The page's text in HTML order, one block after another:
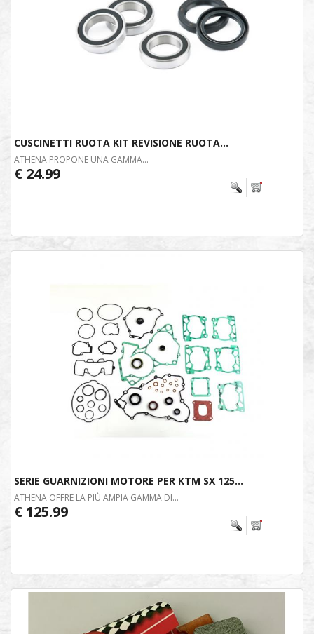
CUSCINETTI RUOTA KIT REVISIONE RUOTA...
ATHENA PROPONE UNA GAMMA...
€ 24.99
SERIE GUARNIZIONI MOTORE PER KTM SX 125...
ATHENA OFFRE LA PIÙ AMPIA GAMMA DI...
€ 125.99